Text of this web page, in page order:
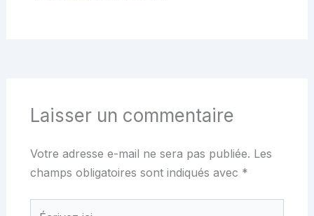
Laisser un commentaire
Votre adresse e-mail ne sera pas publiée. Les
champs obligatoires sont indiqués avec *
Écrivez